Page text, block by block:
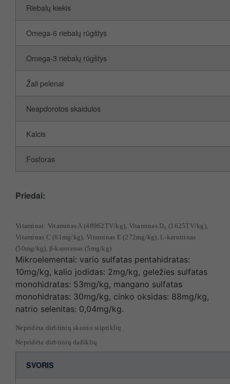
Riebalų kiekis
Omega-6 riebalų rūgštys
Omega-3 riebalų rūgštys
Žali pelenai
Neapdorotos skaidulos
Kalcis
Fosforas
Priedai:
Vitaminai: Vitaminas A (48962TV/kg), Vitaminas D₃ (1625TV/kg),
Vitaminas C (61mg/kg), Vitaminas E (272mg/kg), L-karnitinas
(50mg/kg), β-karotenas (5mg/kg)
Mikroelementai: vario sulfatas pentahidratas:
10mg/kg, kalio jodidas: 2mg/kg, geležies sulfatas
monohidratas: 53mg/kg, mangano sulfatas
monohidratas: 30mg/kg, cinko oksidas: 88mg/kg,
natrio selenitas: 0,04mg/kg.
Nepridėta dirbtinių skonio stipriklių
Nepridėta dirbtinių dažiklių
SVORIS